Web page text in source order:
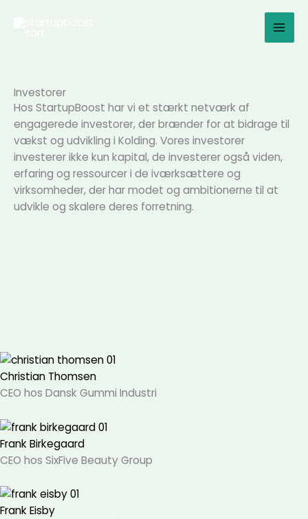
Investorer
Hos StartupBoost har vi et stærkt netværk af
engagerede investorer, der brænder for at bidrage til
vækst og udvikling i Kolding. Vores investorer
investerer ikke kun kapital, de investerer også viden,
erfaring og ressourcer i de iværksættere og
virksomheder, der har modet og ambitionerne til at
udvikle og skalere deres forretning.
Christian Thomsen
CEO hos Dansk Gummi Industri
Frank Birkegaard
CEO hos SixFive Beauty Group
Frank Eisby